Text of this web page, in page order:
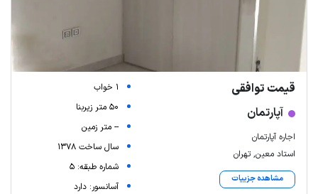
قیمت توافقی
آپارتمان
اجاره آپارتمان
استاد معین, تهران
مشاهده جزییات
1 خواب
50 متر زیربنا
-- متر زمین
سال ساخت 1378
شماره طبقه: 5
آسانسور: دارد